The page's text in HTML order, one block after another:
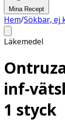
Mina Recept
Hem/Sökbar, ej
Läkemedel
inf-
1 styck